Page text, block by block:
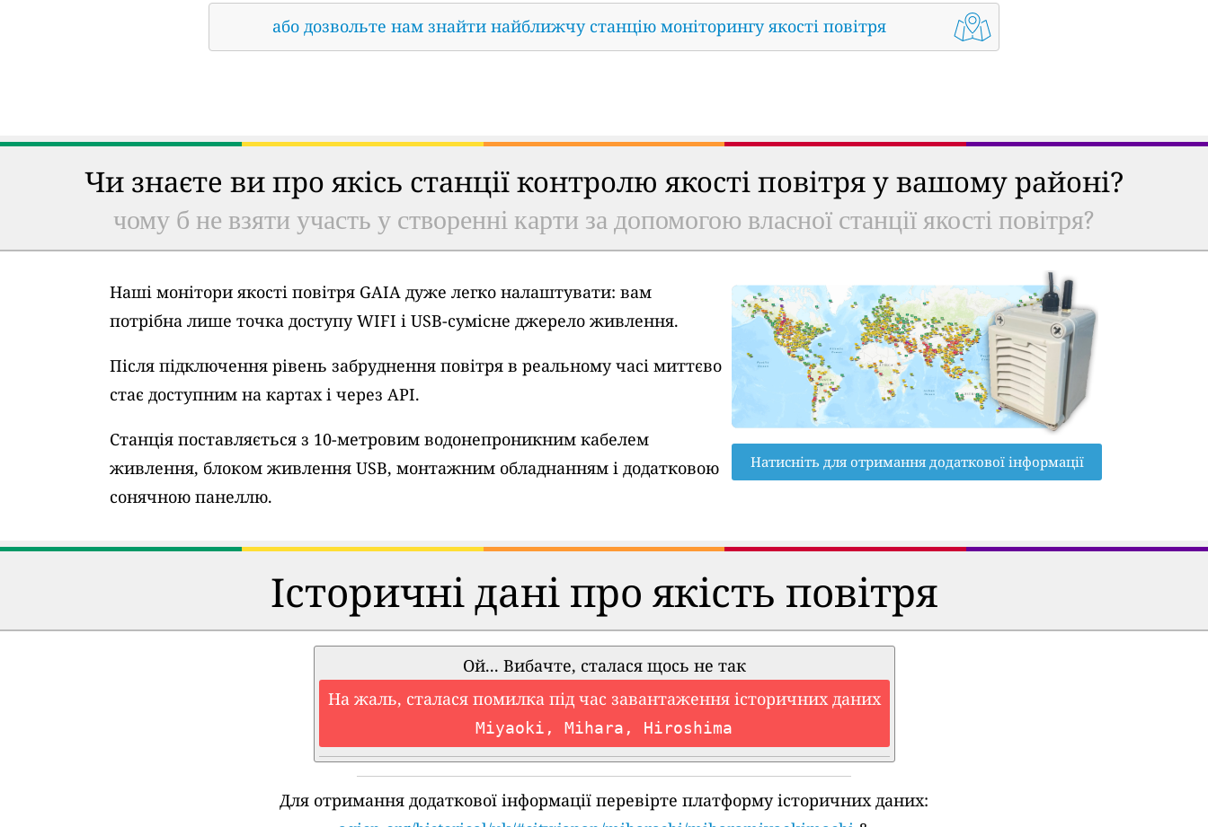
або дозвольте нам знайти найближчу станцію моніторингу якості повітря
Чи знаєте ви про якісь станції контролю якості повітря у вашому районі?
чому б не взяти участь у створенні карти за допомогою власної станції якості повітря?
Наші монітори якості повітря GAIA дуже легко налаштувати: вам
потрібна лише точка доступу WIFI і USB-сумісне джерело живлення.
Після підключення рівень забруднення повітря в реальному часі миттєво
стає доступним на картах і через API.
Станція поставляється з 10-метровим водонепроникним кабелем
живлення, блоком живлення USB, монтажним обладнанням і додатковою
сонячною панеллю.
Натисніть для отримання додаткової інформації
Історичні дані про якість повітря
Ой... Вибачте, сталася щось не так
На жаль, сталася помилка під час завантаження історичних даних
Miyaoki, Mihara, Hiroshima
Для отримання додаткової інформації перевірте платформу історичних даних: